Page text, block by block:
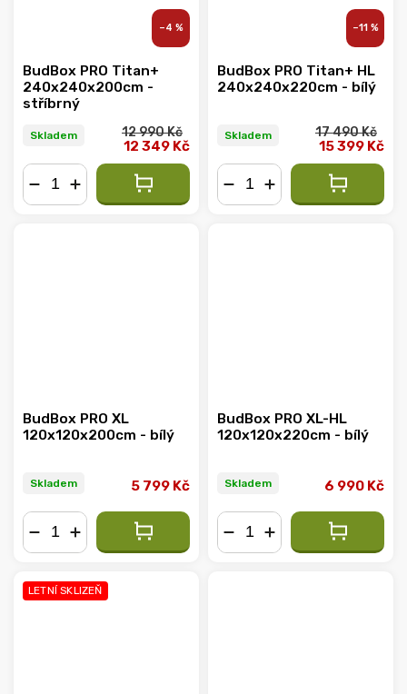
–4 %
BudBox PRO Titan+
240x240x200cm -
stříbrný
Skladem 12 990 Kč
12 349 Kč
–11 %
BudBox PRO Titan+ HL
240x240x220cm - bílý
Skladem 17 490 Kč
15 399 Kč
BudBox PRO XL
120x120x200cm - bílý
Skladem 5 799 Kč
BudBox PRO XL-HL
120x120x220cm - bílý
Skladem 6 990 Kč
LETNÍ SKLIZEŇ